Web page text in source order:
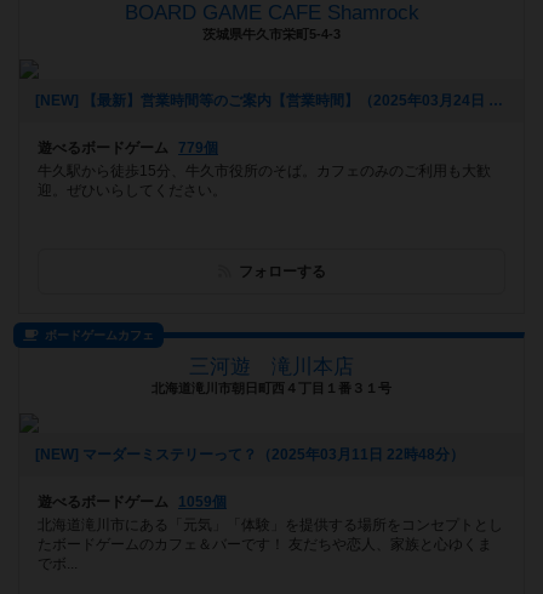
BOARD GAME CAFE Shamrock
茨城県牛久市栄町5-4-3
[NEW] 【最新】営業時間等のご案内【営業時間】（2025年03月24日 13時02分）
遊べるボードゲーム
779個
牛久駅から徒歩15分、牛久市役所のそば。カフェのみのご利用も大歓
迎。ぜひいらしてください。
フォローする
ボードゲームカフェ
三河遊 滝川本店
北海道滝川市朝日町西４丁目１番３１号
[NEW] マーダーミステリーって？（2025年03月11日 22時48分）
遊べるボードゲーム
1059個
北海道滝川市にある「元気」「体験」を提供する場所をコンセプトとし
たボードゲームのカフェ＆バーです！ 友だちや恋人、家族と心ゆくま
でボ...